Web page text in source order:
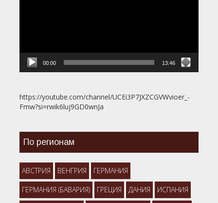
00:00 13:46
https://youtube.com/channel/UCEi3P7JXZCGVWvioer_-
Fmw?si=rwik6luj9GD0wnJa
По регионам
АВСТРИЯ ВЕНГРИЯ ГЕРМАНИЯ
ГЕРМАНИЯ (БАВАРИЯ) ГРЕЦИЯ ДАНИЯ ИСПАНИЯ